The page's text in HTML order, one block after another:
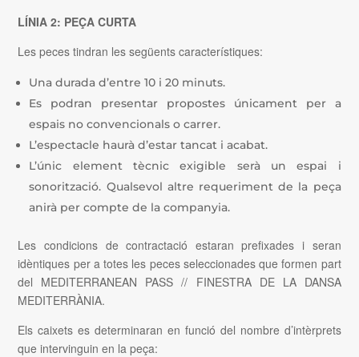
LÍNIA 2: PEÇA CURTA
Les peces tindran les següents característiques:
Una durada d’entre 10 i 20 minuts.
Es podran presentar propostes únicament per a
espais no convencionals o carrer.
L’espectacle haurà d’estar tancat i acabat.
L’únic element tècnic exigible serà un espai i
sonorització. Qualsevol altre requeriment de la peça
anirà per compte de la companyia.
Les condicions de contractació estaran prefixades i seran
idèntiques per a totes les peces seleccionades que formen part
del MEDITERRANEAN PASS // FINESTRA DE LA DANSA
MEDITERRÀNIA.
Els caixets es determinaran en funció del nombre d’intèrprets
que intervinguin en lapeça: